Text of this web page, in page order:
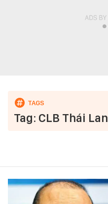
Tag: CLB Thái Lan